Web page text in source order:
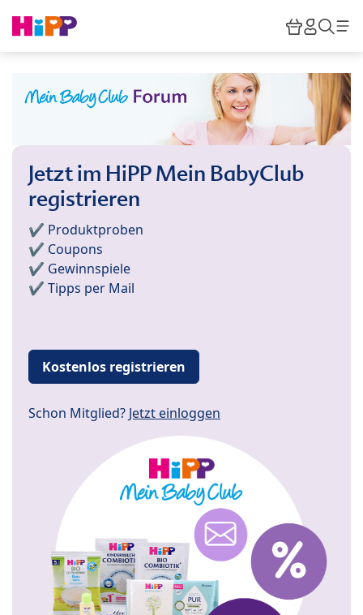
HiPP
Jetzt im HiPP Mein BabyClub
registrieren
✔️ Produktproben
✔️ Coupons
✔️ Gewinnspiele
✔️ Tipps per Mail
Kostenlos registrieren
Schon Mitglied? Jetzt einloggen